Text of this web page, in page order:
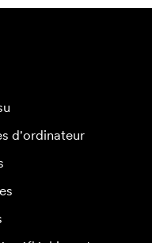
d'ordinateur